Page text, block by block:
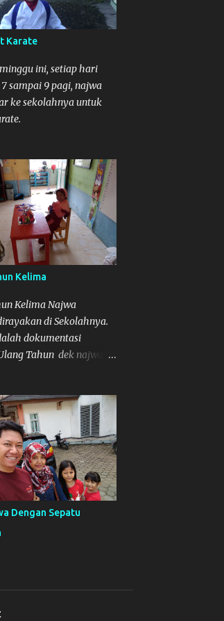
Karate
ini, setiap hari
sampai 9 pagi, najwa
ke sekolahnya untuk
Kelima
Kelima Najwa
di Sekolahnya.
dokumentasi
Tahun dek najwa di
disini .
Dengan Sepatu